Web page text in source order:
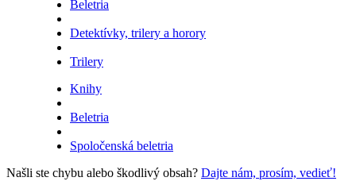
Beletria
Detektívky, trilery a horory
Trilery
Knihy
Beletria
Spoločenská beletria
Našli ste chybu alebo škodlivý obsah? Dajte nám, prosím, vedieť!